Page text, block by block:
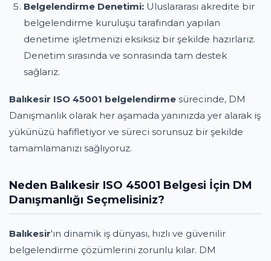
Belgelendirme Denetimi: Uluslararası akredite bir
belgelendirme kuruluşu tarafından yapılan
denetime işletmenizi eksiksiz bir şekilde hazırlarız.
Denetim sırasında ve sonrasında tam destek
sağlarız.
Balıkesir ISO 45001 belgelendirme sürecinde, DM
Danışmanlık olarak her aşamada yanınızda yer alarak iş
yükünüzü hafifletiyor ve süreci sorunsuz bir şekilde
tamamlamanızı sağlıyoruz.
Neden Balıkesir ISO 45001 Belgesi İçin DM
Danışmanlığı Seçmelisiniz?
Balıkesir'ın dinamik iş dünyası, hızlı ve güvenilir
belgelendirme çözümlerini zorunlu kılar. DM